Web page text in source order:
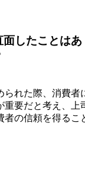
したことはあ
られた際、消費者
重要だと考え、上
者の信頼を得るこ